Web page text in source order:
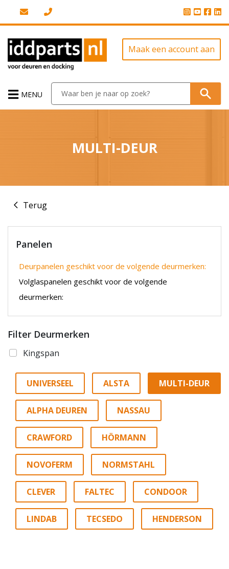
Maak een account aan
MENU
MULTI-DEUR
Terug
Panelen
Deurpanelen geschikt voor de volgende deurmerken:
Volglaspanelen geschikt voor de volgende
deurmerken:
Filter Deurmerken
Kingspan
UNIVERSEEL ALSTA MULTI-DEUR
ALPHA DEUREN NASSAU
CRAWFORD HÖRMANN
NOVOFERM NORMSTAHL
CLEVER FALTEC CONDOOR
LINDAB TECSEDO HENDERSON